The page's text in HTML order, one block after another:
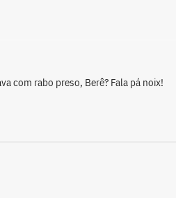
com rabo preso, Berê? Fala pá noix!